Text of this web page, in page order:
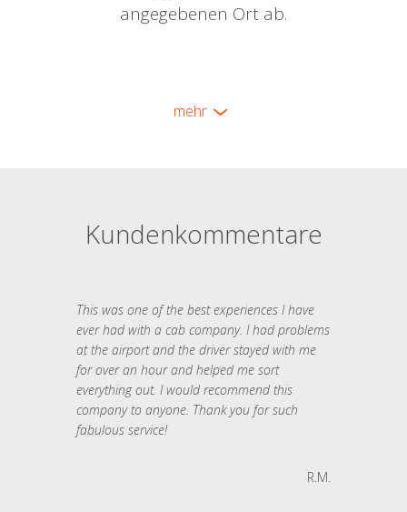
angegebenen Ort ab.
mehr
Kundenkommentare
This was one of the best experiences I have
ever had with a cab company. I had problems
at the airport and the driver stayed with me
for over an hour and helped me sort
everything out. I would recommend this
company to anyone. Thank you for such
fabulous service!
R.M.